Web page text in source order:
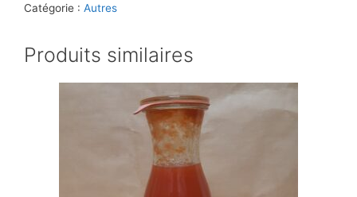
Catégorie : Autres
Produits similaires